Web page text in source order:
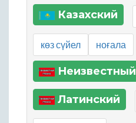
Казахский
көз сүйел ноғала
Неизвестный
Латинский